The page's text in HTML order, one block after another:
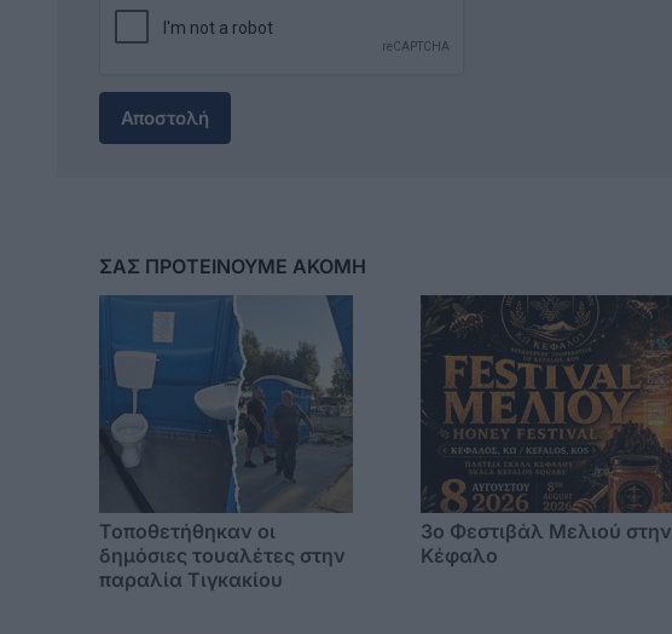
Αποστολή
ΣΑΣ ΠΡΟΤΕΙΝΟΥΜΕ ΑΚΟΜΗ
Τοποθετήθηκαν οι
δημόσιες τουαλέτες στην
παραλία Τιγκακίου
3o Φεστιβάλ Μελιού στην
Κέφαλο